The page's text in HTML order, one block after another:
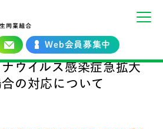
Web会員募集中
ウイルス感染症急拡大
の対応について